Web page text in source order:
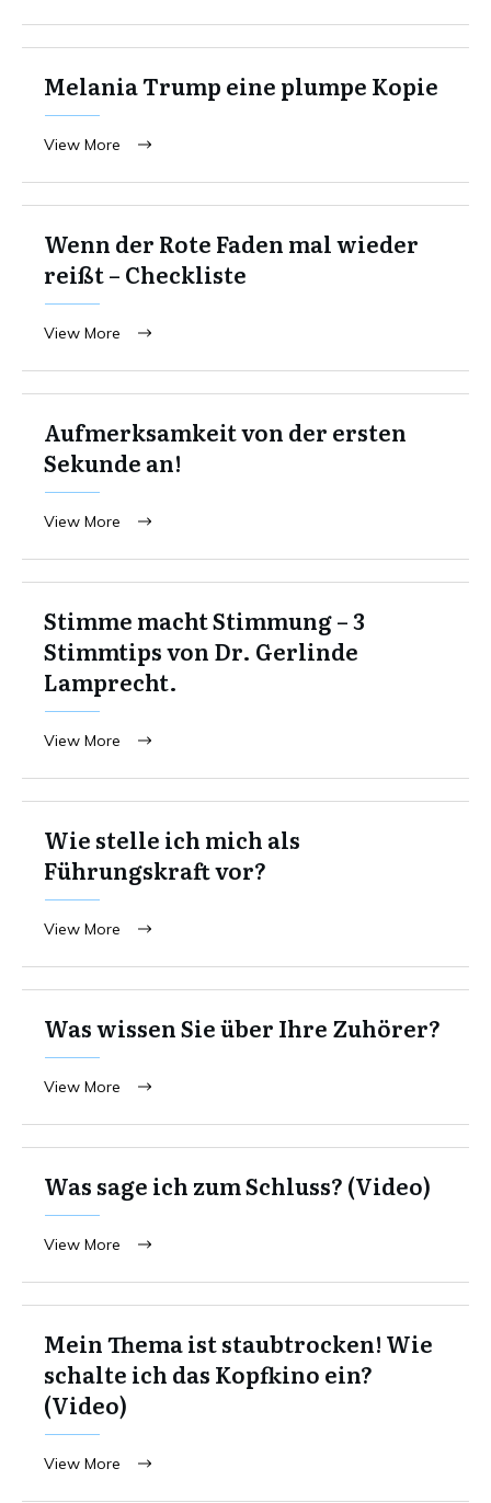
Melania Trump eine plumpe Kopie
View More
Wenn der Rote Faden mal wieder
reißt – Checkliste
View More
Aufmerksamkeit von der ersten
Sekunde an!
View More
Stimme macht Stimmung – 3
Stimmtips von Dr. Gerlinde
Lamprecht.
View More
Wie stelle ich mich als
Führungskraft vor?
View More
Was wissen Sie über Ihre Zuhörer?
View More
Was sage ich zum Schluss? (Video)
View More
Mein Thema ist staubtrocken! Wie
schalte ich das Kopfkino ein?
(Video)
View More